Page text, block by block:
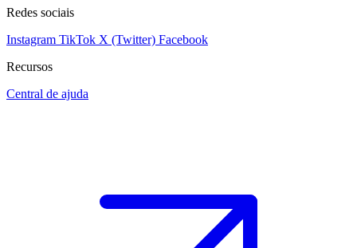
Redes sociais
Instagram TikTok X (Twitter) Facebook
Recursos
Central de ajuda